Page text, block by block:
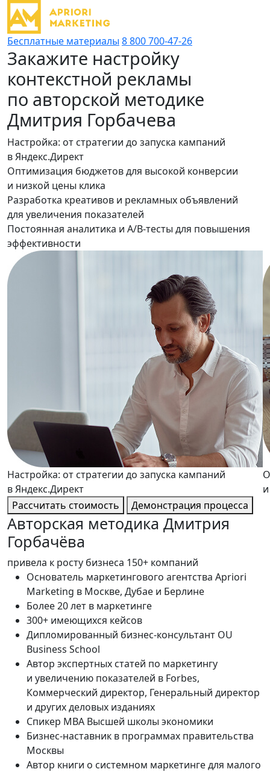
Бесплатные материалы 8 800 700-47-26
Закажите настройку
контекстной рекламы
по авторской методике
Дмитрия Горбачева
Настройка: от стратегии до запуска кампаний
в Яндекс.Директ
Оптимизация бюджетов для высокой конверсии
и низкой цены клика
Разработка креативов и рекламных объявлений
для увеличения показателей
Постоянная аналитика и A/B-тесты для повышения
эффективности
Настройка: от стратегии до запуска кампаний
в Яндекс.Директ
Рассчитать стоимость
Демонстрация процесса
Авторская методика Дмитрия
Горбачёва
привела к росту бизнеса 150+ компаний
Основатель маркетингового агентства Apriori
Marketing в Москве, Дубае и Берлине
Более 20 лет в маркетинге
300+ имеющихся кейсов
Дипломированный бизнес-консультант OU
Business School
Автор экспертных статей по маркетингу
и увеличению показателей в Forbes,
Коммерческий директор, Генеральный директор
и других деловых изданиях
Спикер MBA Высшей школы экономики
Бизнес-наставник в программах правительства
Москвы
Автор книги о системном маркетинге для малого